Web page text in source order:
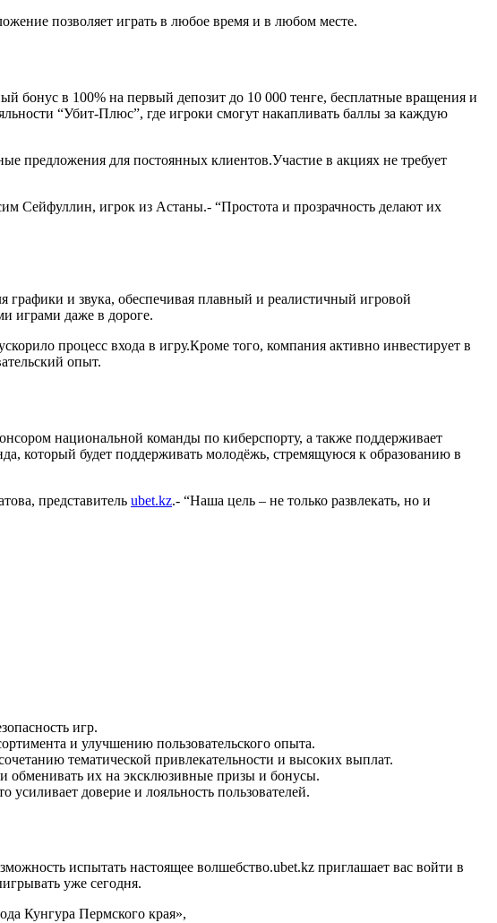
позволяет играть в любое время и в любом месте.
бонус в 100% на первый депозит до 10 000 тенге, бесплатные вращения и
“Убит‑Плюс”, где игроки смогут накапливать баллы за каждую
предложения для постоянных клиентов.Участие в акциях не требует
Сейфуллин, игрок из Астаны.- “Простота и прозрачность делают их
графики и звука, обеспечивая плавный и реалистичный игровой
играми даже в дороге.
процесс входа в игру.Кроме того, компания активно инвестирует в
опыт.
национальной команды по киберспорту, а также поддерживает
который будет поддерживать молодёжь, стремящуюся к образованию в
представитель ubet.kz.- “Наша цель – не только развлекать, но и
игр.
и улучшению пользовательского опыта.
тематической привлекательности и высоких выплат.
обменивать их на эксклюзивные призы и бонусы.
усиливает доверие и лояльность пользователей.
испытать настоящее волшебство.ubet.kz приглашает вас войти в
уже сегодня.
Кунгура Пермского края»,